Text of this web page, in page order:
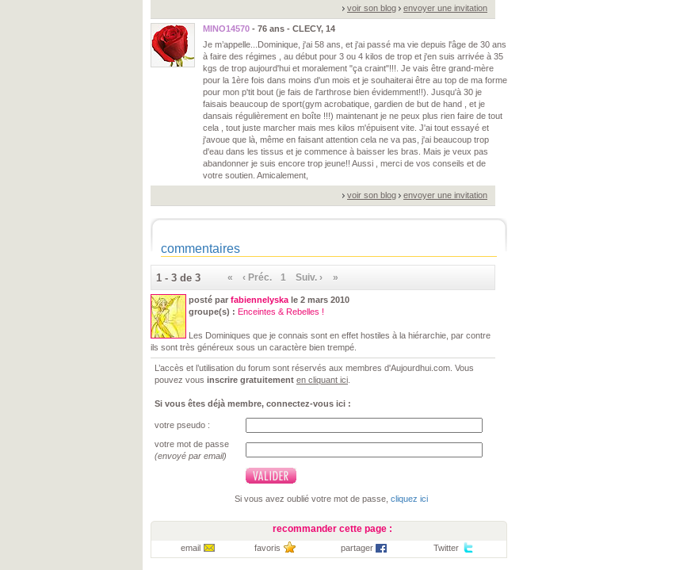
voir son blog envoyer une invitation
MINO14570 - 76 ans - CLECY, 14
Je m’appelle...Dominique, j'ai 58 ans, et j'ai passé ma vie depuis l'âge de 30 ans
à faire des régimes , au début pour 3 ou 4 kilos de trop et j'en suis arrivée à 35
kgs de trop aujourd'hui et moralement "ça craint"!!!. Je vais être grand-mère
pour la 1ère fois dans moins d'un mois et je souhaiterai être au top de ma forme
pour mon p'tit bout (je fais de l'arthrose bien évidemment!!). Jusqu'à 30 je
faisais beaucoup de sport(gym acrobatique, gardien de but de hand , et je
dansais régulièrement en boîte !!!) maintenant je ne peux plus rien faire de tout
cela , tout juste marcher mais mes kilos m'épuisent vite. J'ai tout essayé et
j'avoue que là, même en faisant attention cela ne va pas, j'ai beaucoup trop
d'eau dans les tissus et je commence à baisser les bras. Mais je veux pas
abandonner je suis encore trop jeune!! Aussi , merci de vos conseils et de
votre soutien. Amicalement,
voir son blog envoyer une invitation
commentaires
1 - 3 de 3 « ‹ Préc. 1 Suiv. › »
posté par fabiennelyska le 2 mars 2010
groupe(s) : Enceintes & Rebelles !
Les Dominiques que je connais sont en effet hostiles à la hiérarchie, par contre
ils sont très généreux sous un caractère bien trempé.
L’accès et l’utilisation du forum sont réservés aux membres d'Aujourdhui.com. Vous
pouvez vous inscrire gratuitement en cliquant ici
Si vous êtes déjà membre, connectez-vous ici :
votre pseudo :
votre mot de passe
(envoyé par email)
Si vous avez oublié votre mot de passe, cliquez ici
recommander cette page :
email favoris partager Twitter